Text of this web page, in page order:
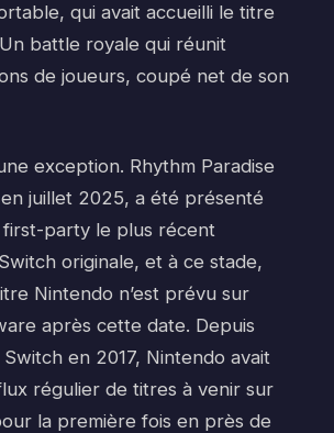
qui avait accueilli le titre
battle royale qui réunit
de joueurs, coupé net de son
exception. Rhythm Paradise
juillet 2025, a été présenté
first-party le plus récent
originale, et à ce stade,
Nintendo n’est prévu sur
après cette date. Depuis
Switch en 2017, Nintendo avait
régulier de titres à venir sur
la première fois en près de